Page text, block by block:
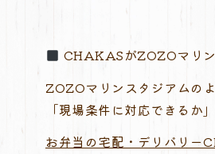
CHAKASがZOZOマリ
ZOZOマリンスタジアムの
「現場条件に対応できるか
お弁当の宅配・デリバリー